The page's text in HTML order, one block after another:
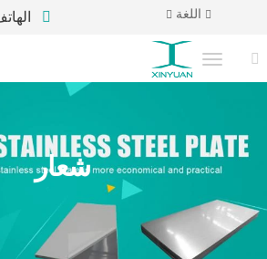
اللغة
شعار